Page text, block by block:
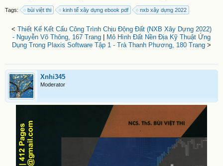
Tags: bùi việt thi kinh tế xây dựng ebook pdf nxb xây dựng 2022
< Thiết Kế Kết Cấu Công Trình Chịu Động Đất (NXB Xây Dựng 2022)
- Nguyễn Võ Thông, 167 Trang
Mô Hình Đất Nền Địa Kỹ Thuật Ứng
Dụng Trong Plaxis Software Tập 1 - Trà Thanh Phương, 180 Trang >
Xnhi345
Moderator